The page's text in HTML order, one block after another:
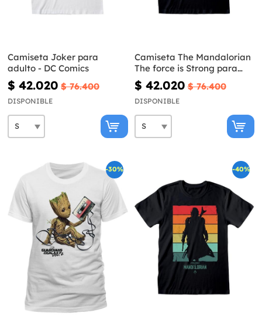
Camiseta Joker para
adulto - DC Comics
$ 42.020 $ 76.400
DISPONIBLE
Camiseta The Mandalorian
The force is Strong para
adulto - Star Wars
$ 42.020 $ 76.400
DISPONIBLE
-30% -40%